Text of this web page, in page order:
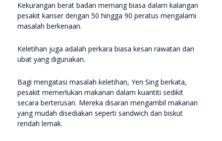
Kekurangan berat badan memang biasa dalam kalangan
pesakit kanser dengan 50 hingga 90 peratus mengalami
masalah berkenaan.
Keletihan juga adalah perkara biasa kesan rawatan dan
ubat yang digunakan.
Bagi mengatasi masalah keletihan, Yen Sing berkata,
pesakit memerlukan makanan dalam kuantiti sedikit
secara berterusan. Mereka disaran mengambil makanan
yang mudah disediakan seperti sandwich dan biskut
rendah lemak.